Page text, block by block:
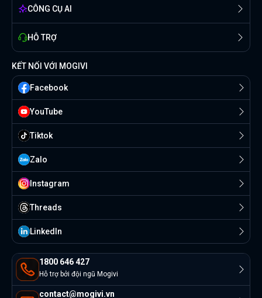
CÔNG CỤ AI
HỖ TRỢ
1800 646 427
Hỗ trợ bởi đội ngũ Mogivi
contact@mogivi.vn
KẾT NỐI VỚI MOGIVI
Facebook
YouTube
Tiktok
Zalo
Instagram
Threads
Linkedln